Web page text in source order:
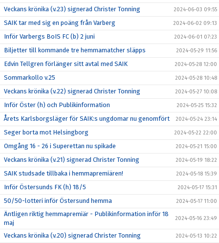
Veckans krönika (v.23) signerad Christer Tonning 2024-06-03 09:55
SAIK tar med sig en poäng från Varberg 2024-06-02 09:13
Inför Varbergs BoIS FC (b) 2 juni 2024-06-01 07:23
Biljetter till kommande tre hemmamatcher släpps 2024-05-29 11:56
Edvin Tellgren förlänger sitt avtal med SAIK 2024-05-28 12:00
Sommarkollo v.25 2024-05-28 10:48
Veckans krönika (v.22) signerad Christer Tonning 2024-05-27 10:08
Inför Öster (h) och Publikinformation 2024-05-25 15:32
Årets Karlsborgsläger för SAIK:s ungdomar nu genomfört 2024-05-24 23:14
Seger borta mot Helsingborg 2024-05-22 22:00
Omgång 16 - 26 i Superettan nu spikade 2024-05-21 15:00
Veckans krönika (v.21) signerad Christer Tonning 2024-05-19 18:22
SAIK studsade tillbaka i hemmapremiären! 2024-05-18 15:39
Inför Östersunds FK (h) 18/5 2024-05-17 15:31
50/50-lotteri inför Östersund hemma 2024-05-17 11:00
Äntligen riktig hemmapremiär - Publikinformation inför 18
maj
2024-05-16 23:49
Veckans krönika (v.20) signerad Christer Tonning 2024-05-13 10:22